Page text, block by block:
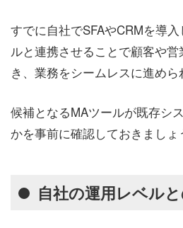
すでに自社でSFAやCRMを導
ルと連携させることで顧客や
き、業務をシームレスに進めら
候補となるMAツールが既存シ
かを事前に確認しておきましょ
自社の運用レベル